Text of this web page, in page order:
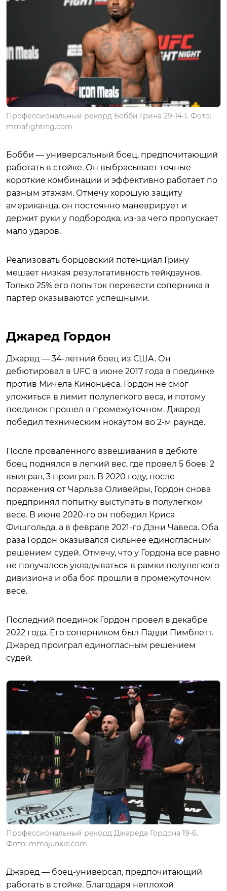
Профессиональный рекорд Бобби Грина 29-14-1. Фото:
mmafighting.com
Бобби — универсальный боец, предпочитающий
работать в стойке. Он выбрасывает точные
короткие комбинации и эффективно работает по
разным этажам. Отмечу хорошую защиту
американца, он постоянно маневрирует и
держит руки у подбородка, из-за чего пропускает
мало ударов.
Реализовать борцовский потенциал Грину
мешает низкая результативность тейкдаунов.
Только 25% его попыток перевести соперника в
партер оказываются успешными.
Джаред Гордон
Джаред — 34-летний боец из США. Он
дебютировал в UFC в июне 2017 года в поединке
против Мичела Киноньеса. Гордон не смог
уложиться в лимит полулегкого веса, и потому
поединок прошел в промежуточном. Джаред
победил техническим нокаутом во 2-м раунде.
После проваленного взвешивания в дебюте
боец поднялся в легкий вес, где провел 5 боев: 2
выиграл, 3 проиграл. В 2020 году, после
поражения от Чарльза Оливейры, Гордон снова
предпринял попытку выступать в полулегком
весе. В июне 2020-го он победил Криса
Фишгольда, а в феврале 2021-го Дэни Чавеса. Оба
раза Гордон оказывался сильнее единогласным
решением судей. Отмечу, что у Гордона все равно
не получалось укладываться в рамки полулегкого
дивизиона и оба боя прошли в промежуточном
весе.
Последний поединок Гордон провел в декабре
2022 года. Его соперником был Падди Пимблетт.
Джаред проиграл единогласным решением
судей.
Профессиональный рекорд Джареда Гордона 19-6.
Фото: mmajunkie.com
Джаред — боец-универсал, предпочитающий
работать в стойке. Благодаря неплохой